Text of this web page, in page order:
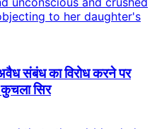
संबंध का विरोध करने पर
सिर